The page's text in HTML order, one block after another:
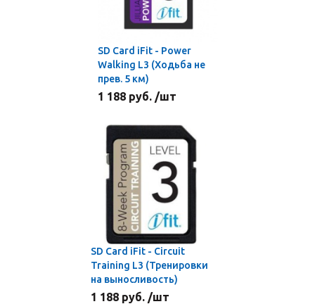
SD Card iFit - Power
Walking L3 (Ходьба не
прев. 5 км)
1 188 руб. /шт
SD Card iFit - Circuit
Training L3 (Тренировки
на выносливость)
1 188 руб. /шт